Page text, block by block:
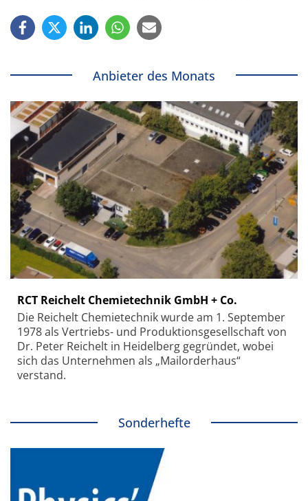
Anbieter des Monats
RCT Reichelt Chemietechnik GmbH + Co.
Die Reichelt Chemietechnik wurde am 1. September
1978 als Vertriebs- und Produktionsgesellschaft von
Dr. Peter Reichelt in Heidelberg gegründet, wobei
sich das Unternehmen als „Mailorderhaus“
verstand.
Sonderhefte